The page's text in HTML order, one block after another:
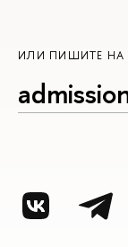
ИЛИ ПИШИТЕ НА